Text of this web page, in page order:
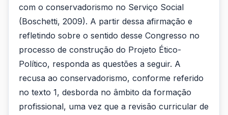
com o conservadorismo no Serviço Social
(Boschetti, 2009). A partir dessa afirmação e
refletindo sobre o sentido desse Congresso no
processo de construção do Projeto Ético-
Político, responda as questões a seguir. A
recusa ao conservadorismo, conforme referido
no texto 1, desborda no âmbito da formação
profissional, uma vez que a revisão curricular de